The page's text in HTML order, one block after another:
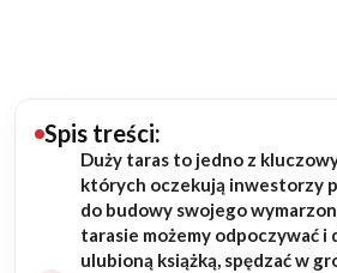
Budowa domu
Rezydencje
Spis treści:
Duży taras to jedno z
których oczekują inwestorzy
do budowy swojego
tarasie możemy odpoczywać i
ulubioną książką, spędzać w